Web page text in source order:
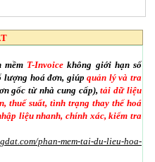
mềm T-Invoice không giới hạn số
lượng hoá đơn, giúpquản lý và tra
gốc từ nhà cung cấp),tải dữ liệu
thuế suất, tình trạng thay thế hoá
liệu nhanh, chính xác, kiểm tra
phan-mem-tai-du-lieu-hoa-